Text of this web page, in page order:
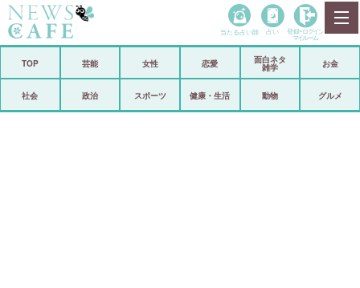
政治
当たる占い師 占い 登録• ログイン
マイルーム
TOP 芸能 女性 恋愛
面白ネタ
雑学
お金
社会 政治 スポーツ 健康・生活 動物 グルメ